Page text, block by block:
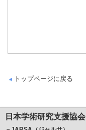
トップページに戻る
日本学術研究支援協会